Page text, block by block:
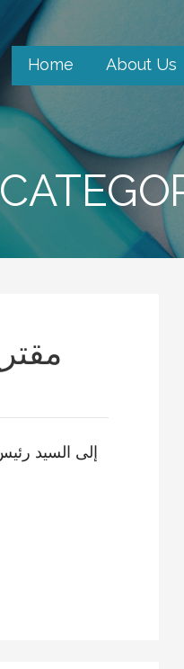
Home About Us
إلى السيد